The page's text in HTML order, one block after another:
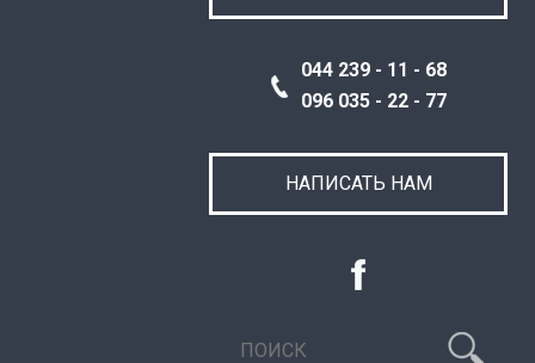
044 239 - 11 - 68
096 035 - 22 - 77
НАПИСАТЬ НАМ